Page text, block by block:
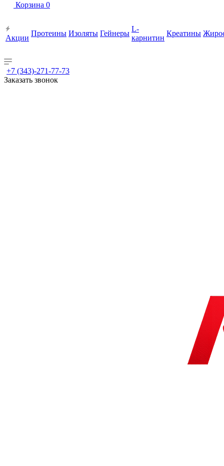
Корзина 0
Акции
Протеины Изоляты Гейнеры
L-
карнитин
Креатины
+7 (343)-271-77-73
Заказать звонок